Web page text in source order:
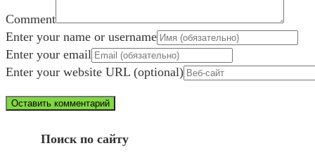
Comment
Enter your name or username
Enter your email
Enter your website URL (optional)
Поиск по сайту